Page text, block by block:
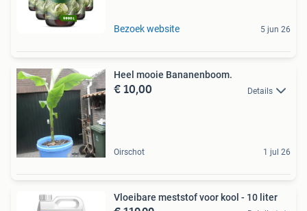
Bezoek website 5 jun 26
Heel mooie Bananenboom.
€ 10,00 Details
Oirschot 1 jul 26
Vloeibare meststof voor kool - 10 liter